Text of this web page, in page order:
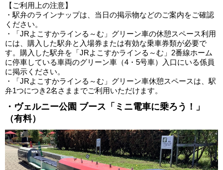
【ご利用上の注意】
・駅弁のラインナップは、当日の掲示物などのご案内をご確認
ください。
・「JRよこすかラインる～む」グリーン車の休憩スペース利用
には、購入した駅弁と入場券または有効な乗車券類が必要で
す。購入した駅弁を「JRよこすかラインる～む」2番線ホーム
に停車している車両のグリーン車（4・5号車）入口にいる係員
に掲示ください。
・「JRよこすかラインる～む」グリーン車休憩スペースは、駅
弁1つにつき2名さままでご利用いただけます。
・ヴェルニー公園 ブース「ミニ電車に乗ろう！」
（有料）